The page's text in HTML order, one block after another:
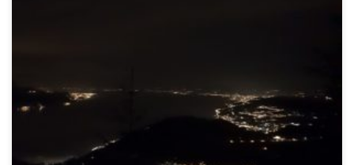
improvisée lundi soir au col de Jaman, de quoi profiter du beau
paysage nocturne et de beaux moments.